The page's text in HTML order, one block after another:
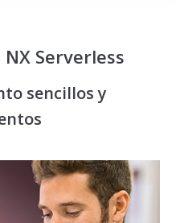
NX Serverless
sencillos y